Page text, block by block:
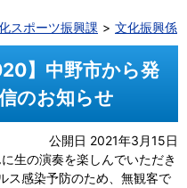
スポーツ振興課 文化振興係
】中野市から発
のお知らせ
公開日 2021年3月15日
生の演奏を楽しんでいただき
ス感染予防のため、無観客で